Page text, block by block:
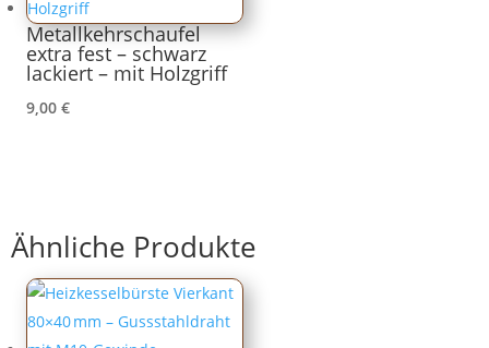
Metallkehrschaufel
extra fest – schwarz
lackiert – mit Holzgriff
9,00 €
Ähnliche Produkte